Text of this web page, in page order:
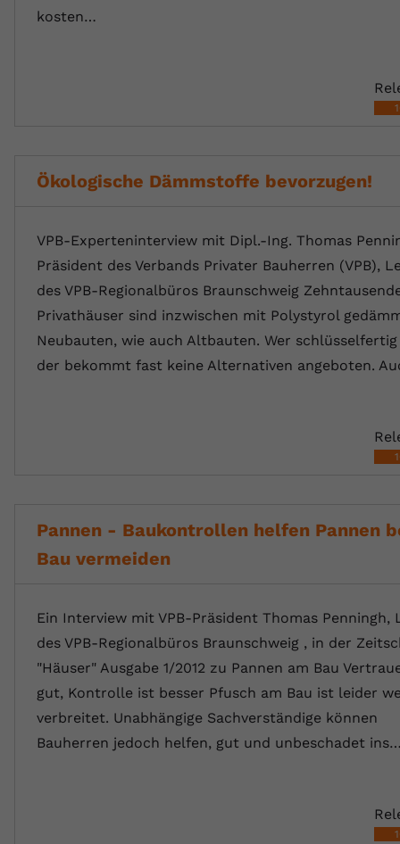
kosten…
Ökologische Dämmstoffe bevorzugen!
VPB-Experteninterview mit Dipl.-Ing. Thomas
Präsident des Verbands Privater Bauherren (VPB),
des VPB-Regionalbüros Braunschweig
Privathäuser sind inzwischen mit Polystyrol
Neubauten, wie auch Altbauten. Wer
der bekommt fast keine Alternativen angeboten.
Pannen - Baukontrollen helfen Pannen
Bau vermeiden
Ein Interview mit VPB-Präsident Thomas Penningh,
des VPB-Regionalbüros Braunschweig , in der
"Häuser" Ausgabe 1/2012 zu Pannen am Bau
gut, Kontrolle ist besser Pfusch am Bau ist leider
verbreitet. Unabhängige Sachverständige können
Bauherren jedoch helfen, gut und unbeschadet